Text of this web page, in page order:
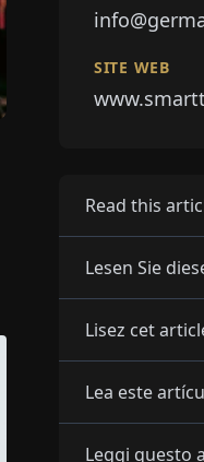
SITE WEB
Read this
Lesen Sie
Lisez cet
Lea este
Leggi questo